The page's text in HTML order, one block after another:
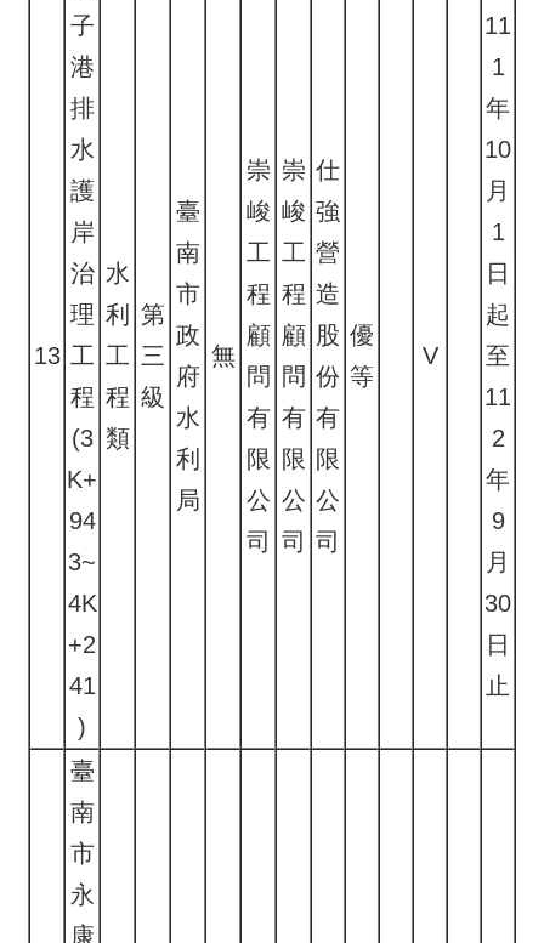
13
子
港
排
水
護
岸
治
理
工
程
(3
K+
94
3~
4K
+2
41
)
水
利
工
程
類
第
三
級
臺
南
市
政
府
水
利
局
無
崇
峻
工
程
顧
問
有
限
公
司
崇
峻
工
程
顧
問
有
限
公
司
仕
強
營
造
股
份
有
限
公
司
優
等
V
11
1
年
10
月
1
日
起
至
11
2
年
9
月
30
日
止
臺
南
市
永
康